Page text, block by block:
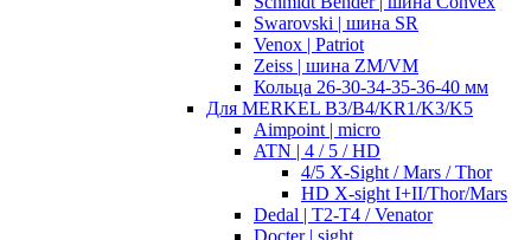
Swarovski | шина SR
Venox | Patriot
Zeiss | шина ZM/VM
Кольца 26-30-34-35-36-40 мм
Для MERKEL B3/B4/KR1/K3/K5
Aimpoint | micro
ATN | 4 / 5 / HD
4/5 X-Sight / Mars / Thor
HD X-sight I+II/Thor/Mars
Dedal | T2-T4 / Venator
Docter | sight